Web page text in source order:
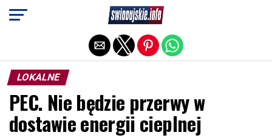
LOKALNE
PEC. Nie będzie przerwy w
dostawie energii cieplnej
Exit mobile version